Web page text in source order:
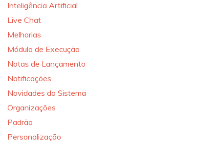
Inteligência Artificial
Live Chat
Melhorias
Módulo de Execução
Notas de Lançamento
Notificações
Novidades do Sistema
Organizações
Padrão
Personalização